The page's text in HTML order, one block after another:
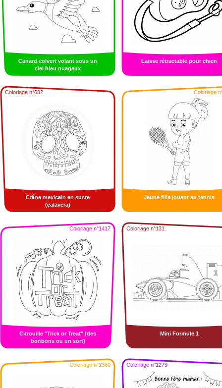
Canard colvert volant sous un
ciel bleu nuageux
Laisse rétractable pour chien
Coloriage n°682
Crâne mexicain en sucre
(calavera)
Coloriage
Jeune fille jouant au tennis
Coloriage n°1417
Citrouille "Trick or Treat" (des
bonbons ou un sort)
Coloriage n°131
Mini Formule 1
Coloriage n°1360 Coloriage n°1279